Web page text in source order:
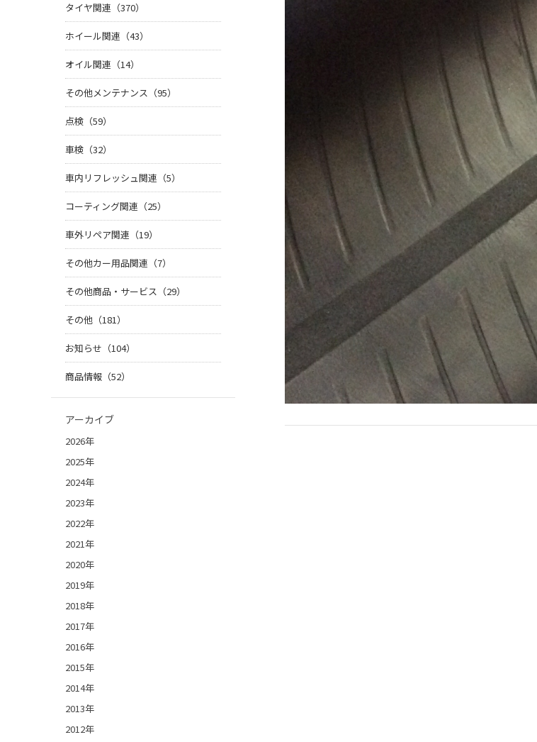
タイヤ関連（370）
ホイール関連（43）
オイル関連（14）
その他メンテナンス（95）
点検（59）
車検（32）
車内リフレッシュ関連（5）
コーティング関連（25）
車外リペア関連（19）
その他カー用品関連（7）
その他商品・サービス（29）
その他（181）
お知らせ（104）
商品情報（52）
アーカイブ
2026年
2025年
2024年
2023年
2022年
2021年
2020年
2019年
2018年
2017年
2016年
2015年
2014年
2013年
2012年